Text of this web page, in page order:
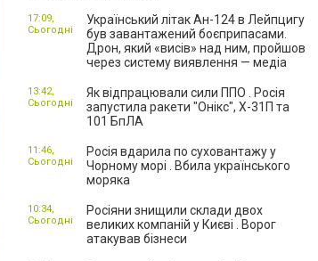
Український літак Ан-124 в Лейпцигу
був завантажений боєприпасами.
Дрон, який «висів» над ним, пройшов
через систему виявлення — медіа
17:09,
Сьогодні
Як відпрацювали сили ППО . Росія
запустила ракети "Онікс", Х-31П та
101 БпЛА
13:42,
Сьогодні
Росія вдарила по суховантажу у
Чорному морі . Вбила українського
моряка
11:46,
Сьогодні
Росіяни знищили склади двох
великих компаній у Києві . Ворог
атакував бізнеси
10:34,
Сьогодні